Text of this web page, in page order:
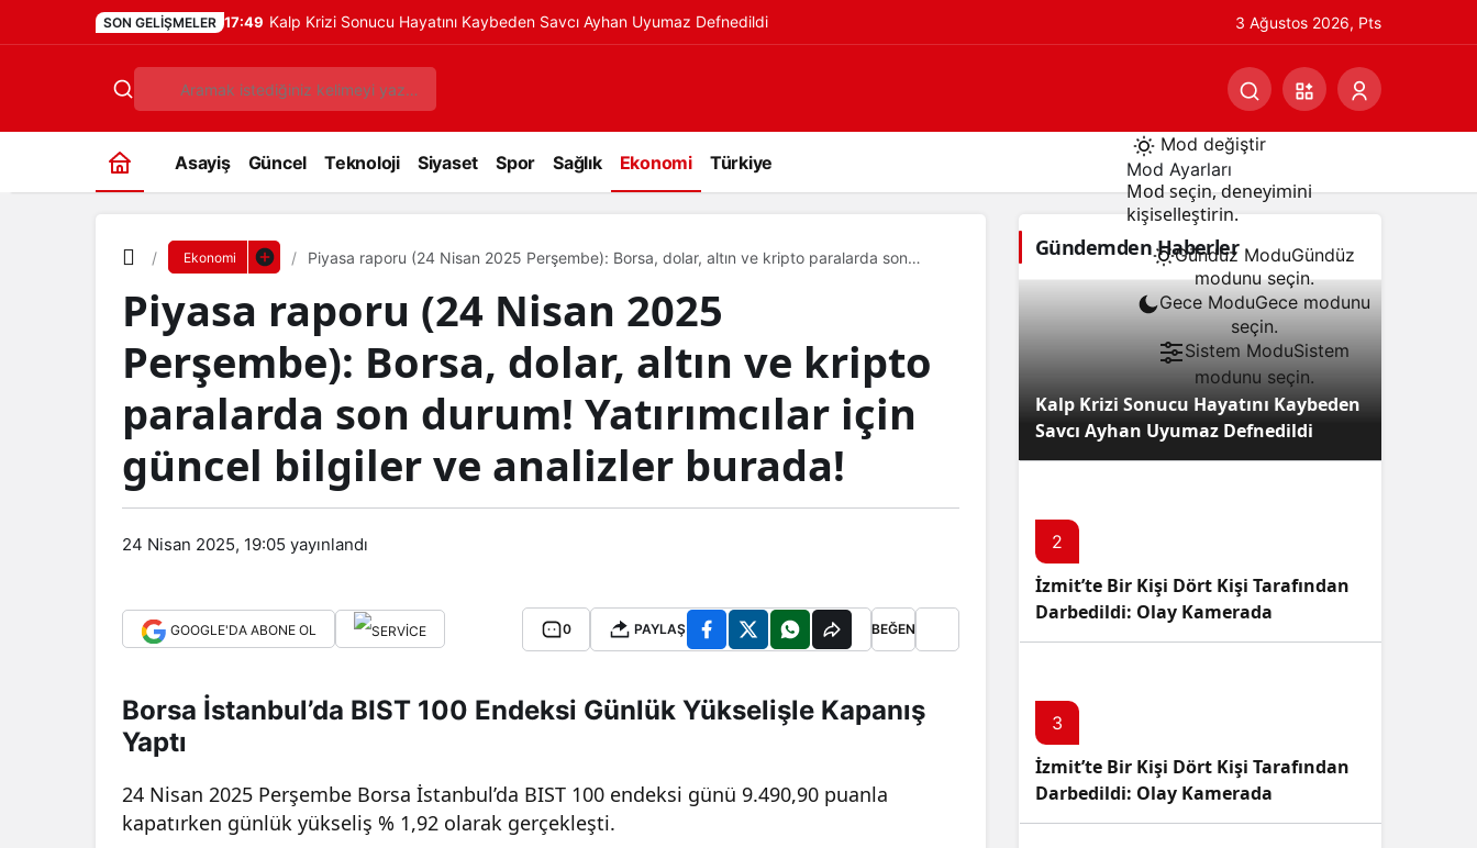
SON GELIŞMELER 17:49 Kalp Krizi Sonucu Hayatını Kaybeden Savcı Ayhan Uyumaz Defnedildi 3 Ağustos 2026, Pts
Asayiş Güncel Teknoloji Siyaset Spor Sağlık Ekonomi Türkiye
Mod değiştir
Mod Ayarları
Mod seçin, deneyimini
kişiselleştirin.
Gündüz ModuGündüz
modunu seçin.
Gece ModuGece modunu
seçin.
Sistem ModuSistem
modunu seçin.
Ekonomi
Piyasa raporu (24 Nisan 2025 Perşembe): Borsa, dolar, altın ve kripto paralarda son
Piyasa raporu (24 Nisan 2025
Perşembe): Borsa, dolar, altın ve kripto
paralarda son durum! Yatırımcılar için
güncel bilgiler ve analizler burada!
24 Nisan 2025, 19:05 yayınlandı
GOOGLE'DA ABONE OL 0 PAYLAŞ BEĞEN
Borsa İstanbul’da BIST 100 Endeksi Günlük Yükselişle Kapanış
Yaptı
24 Nisan 2025 Perşembe Borsa İstanbul’da BIST 100 endeksi günü 9.490,90 puanla
kapatırken günlük yükseliş % 1,92 olarak gerçekleşti.
Gündemden Haberler
Kalp Krizi Sonucu Hayatını Kaybeden
Savcı Ayhan Uyumaz Defnedildi
2
İzmit’te Bir Kişi Dört Kişi Tarafından
Darbedildi: Olay Kamerada
3
İzmit’te Bir Kişi Dört Kişi Tarafından
Darbedildi: Olay Kamerada